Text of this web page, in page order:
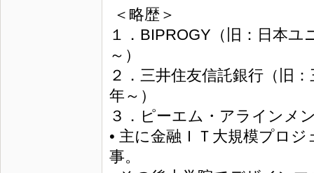
＜略歴＞
１．BIPROGY（旧：日本ユ
～）
２．三井住友信託銀行（旧
年～）
３．ピーエム・アラインメ
• 主に金融ＩＴ大規模プロ
事。